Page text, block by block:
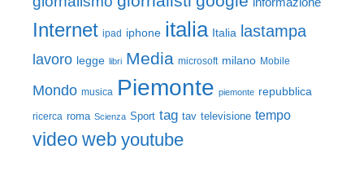
Internet ipad iphone italia Italia lastampa
lavoro legge libri Media microsoft milano Mobile
Mondo musica Piemonte piemonte repubblica
ricerca roma Scienza Sport tag tav televisione tempo
video web youtube